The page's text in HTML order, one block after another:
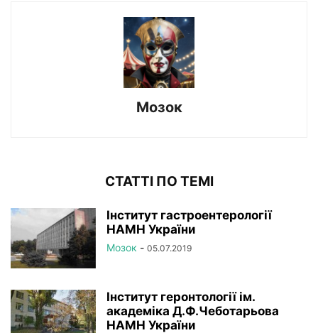
Мозок
СТАТТІ ПО ТЕМІ
Інститут гастроентерології
НАМН України
Мозок - 05.07.2019
Інститут геронтології ім.
академіка Д.Ф.Чеботарьова
НАМН України